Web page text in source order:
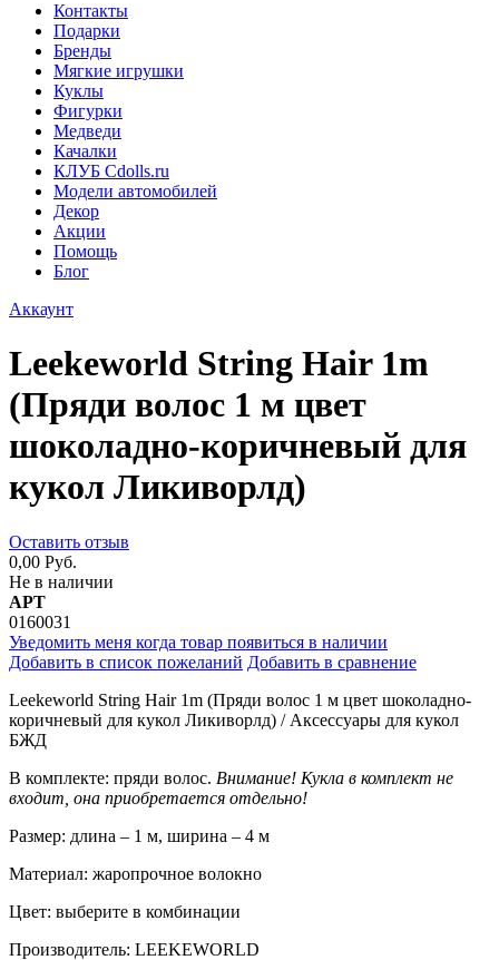
Контакты
Подарки
Бренды
Мягкие игрушки
Куклы
Фигурки
Медведи
Качалки
КЛУБ Cdolls.ru
Модели автомобилей
Декор
Акции
Помощь
Блог
Аккаунт
Leekeworld String Hair 1m
(Пряди волос 1 м цвет
шоколадно-коричневый для
кукол Ликиворлд)
Оставить отзыв
0,00 Руб.
Не в наличии
АРТ
0160031
Уведомить меня когда товар появиться в наличии
Добавить в список пожеланий Добавить в сравнение
Leekeworld String Hair 1m (Пряди волос 1 м цвет шоколадно-
коричневый для кукол Ликиворлд) / Аксессуары для кукол
БЖД
В комплекте: пряди волос. Внимание! Кукла в комплект не
входит, она приобретается отдельно!
Размер: длина – 1 м, ширина – 4 м
Материал: жаропрочное волокно
Цвет: выберите в комбинации
Производитель: LEEKEWORLD